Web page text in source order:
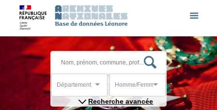
Département Homme/Femme
Recherche avancée